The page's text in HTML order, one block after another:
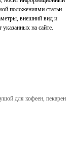
положениями статьи
внешний вид и
указанных на сайте.
для кофеен, пекарен